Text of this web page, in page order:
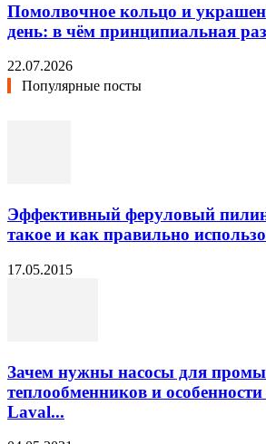
Помолвочное кольцо и
день: в чём принципиальная
22.07.2026
Популярные посты
Эффективный феруловый
такое и как правильно
17.05.2015
Зачем нужны насосы для
теплообменников и
Laval...